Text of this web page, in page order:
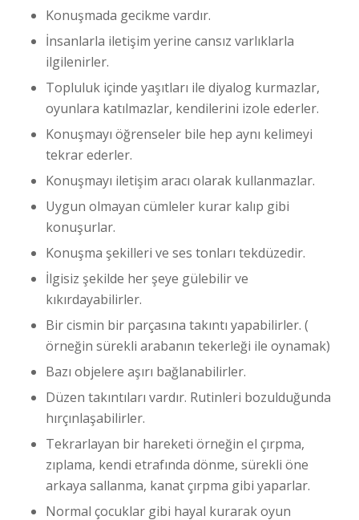
Konuşmada gecikme vardır.
İnsanlarla iletişim yerine cansız varlıklarla
ilgilenirler.
Topluluk içinde yaşıtları ile diyalog kurmazlar,
oyunlara katılmazlar, kendilerini izole ederler.
Konuşmayı öğrenseler bile hep aynı kelimeyi
tekrar ederler.
Konuşmayı iletişim aracı olarak kullanmazlar.
Uygun olmayan cümleler kurar kalıp gibi
konuşurlar.
Konuşma şekilleri ve ses tonları tekdüzedir.
İlgisiz şekilde her şeye gülebilir ve
kıkırdayabilirler.
Bir cismin bir parçasına takıntı yapabilirler. (
örneğin sürekli arabanın tekerleği ile oynamak)
Bazı objelere aşırı bağlanabilirler.
Düzen takıntıları vardır. Rutinleri bozulduğunda
hırçınlaşabilirler.
Tekrarlayan bir hareketi örneğin el çırpma,
zıplama, kendi etrafında dönme, sürekli öne
arkaya sallanma, kanat çırpma gibi yaparlar.
Normal çocuklar gibi hayal kurarak oyun